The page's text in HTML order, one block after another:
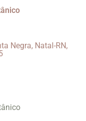
Negra, Natal-RN,